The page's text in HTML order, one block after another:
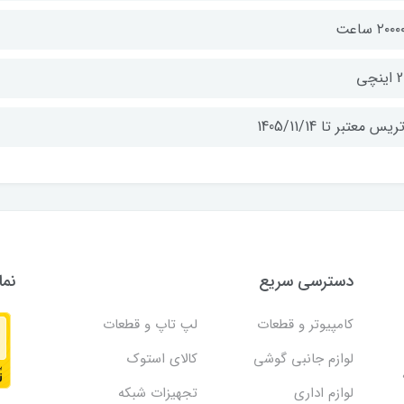
ساعت
معتبر تا 1405/11/14
دسترسی سریع
کامپیوتر و قطعات
لپ تاپ و قطعات
لوازم جانبی گوشی
کالای استوک
لوازم اداری
تجهیزات شبکه